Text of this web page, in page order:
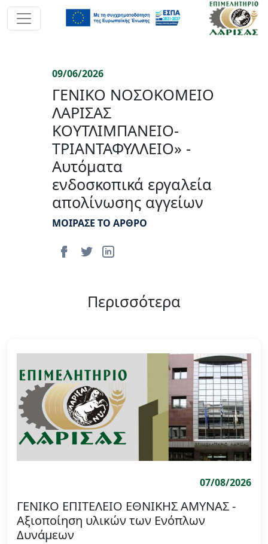
09/06/2026
ΓΕΝΙΚΟ ΝΟΣΟΚΟΜΕΙΟ
ΛΑΡΙΣΑΣ
ΚΟΥΤΛΙΜΠΑΝΕΙΟ-
ΤΡΙΑΝΤΑΦΥΛΛΕΙΟ» -
Αυτόματα
ενδοσκοπικά εργαλεία
απολίνωσης αγγείων
ΜΟΙΡΑΣΕ ΤΟ ΑΡΘΡΟ
Περισσότερα
07/08/2026
ΓΕΝΙΚΟ ΕΠΙΤΕΛΕΙΟ ΕΘΝΙΚΗΣ ΑΜΥΝΑΣ -
Αξιοποίηση υλικών των Ενόπλων
Δυνάμεων